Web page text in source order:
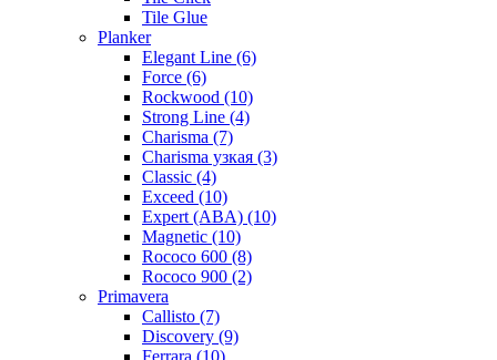
Tile Glue
Planker
Elegant Line (6)
Force (6)
Rockwood (10)
Strong Line (4)
Charisma (7)
Charisma узкая (3)
Classic (4)
Exceed (10)
Expert (ABA) (10)
Magnetic (10)
Roсoсo 600 (8)
Rococo 900 (2)
Primavera
Callisto (7)
Discovery (9)
Ferrara (10)